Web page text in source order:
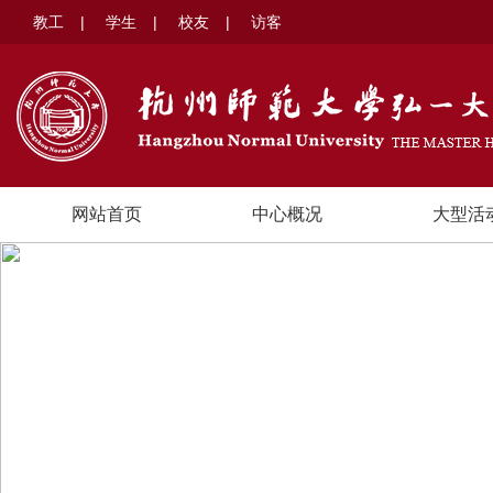
教工 | 学生 | 校友 | 访客
网站首页 中心概况 大型活